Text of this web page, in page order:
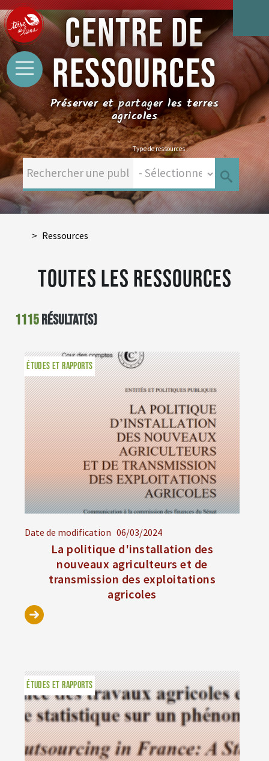
CENTRE DE
RESSOURCES
Préserver et partager les terres
agricoles
Type de ressources :
Ressources
Toutes les ressources
1115résultat(s)
Date de modification 06/03/2024
La politique d'installation des
nouveaux agriculteurs et de
transmission des exploitations
agricoles
ÉTUDES ET RAPPORTS
ÉTUDES ET RAPPORTS